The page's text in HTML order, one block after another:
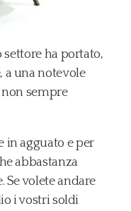
settore ha portato,
a una notevole
sempre
in agguato e per
abbastanza
Se volete andare
i vostri soldi